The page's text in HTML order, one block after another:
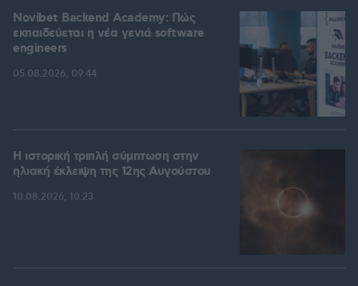
Novibet Backend Academy: Πώς
εκπαιδεύεται η νέα γενιά software
engineers
05.08.2026, 09:44
Η ιστορική τριπλή σύμπτωση στην
ηλιακή έκλειψη της 12ης Αυγούστου
10.08.2026, 10:23